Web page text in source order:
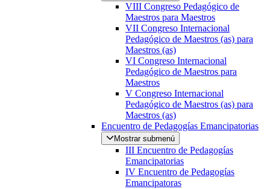
VIII Congreso Pedagógico de
Maestros para Maestros
VII Congreso Internacional
Pedagógico de Maestros (as) para
Maestros (as)
VI Congreso Internacional
Pedagógico de Maestros para
Maestros
V Congreso Internacional
Pedagógico de Maestros (as) para
Maestros (as)
Encuentro de Pedagogías Emancipatorias
Mostrar submenú
III Encuentro de Pedagogías
Emancipatorias
IV Encuentro de Pedagogías
Emancipatoras